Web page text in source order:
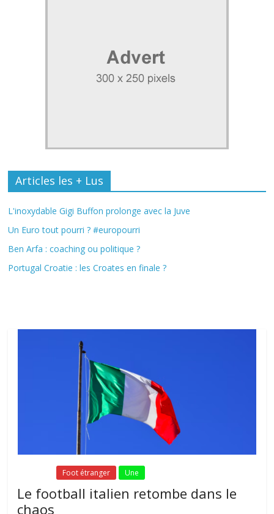
Articles les + Lus
L'inoxydable Gigi Buffon prolonge avec la Juve
Un Euro tout pourri ? #europourri
Ben Arfa : coaching ou politique ?
Portugal Croatie : les Croates en finale ?
Foot étranger Une
Le football italien retombe dans le
chaos